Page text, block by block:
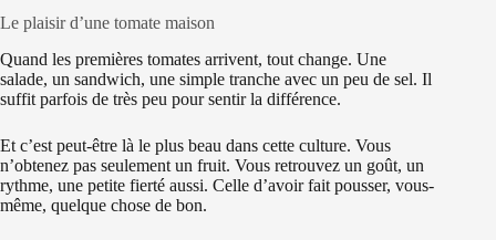
Le plaisir d’une tomate maison
Quand les premières tomates arrivent, tout change. Une
salade, un sandwich, une simple tranche avec un peu de sel. Il
suffit parfois de très peu pour sentir la différence.
Et c’est peut-être là le plus beau dans cette culture. Vous
n’obtenez pas seulement un fruit. Vous retrouvez un goût, un
rythme, une petite fierté aussi. Celle d’avoir fait pousser, vous-
même, quelque chose de bon.